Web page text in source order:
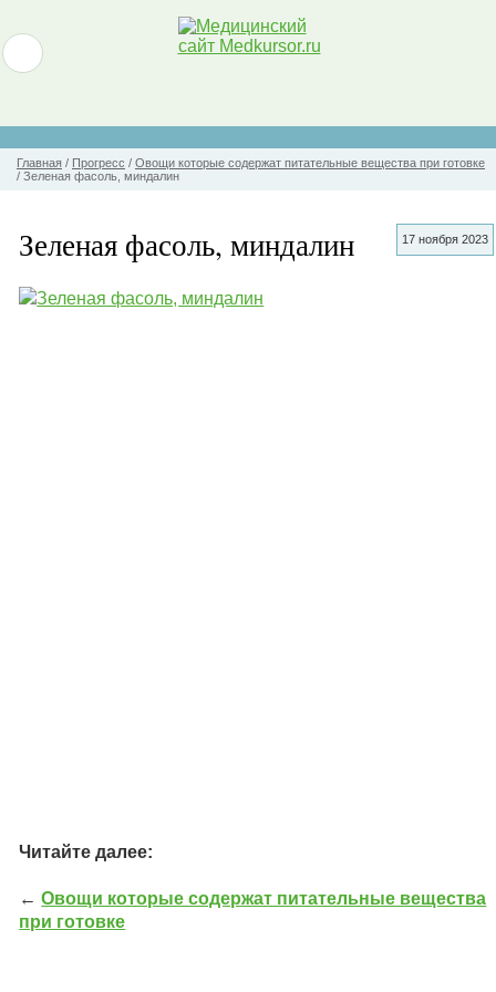
Главная / Прогресс / Овощи которые содержат питательные вещества при готовке
/ Зеленая фасоль, миндалин
17 ноября 2023
Зеленая фасоль, миндалин
Читайте далее:
←Овощи которые содержат питательные вещества
при готовке